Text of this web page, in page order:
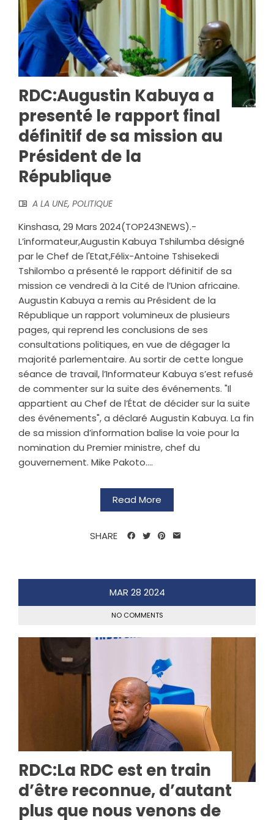
RDC:Augustin Kabuya a
presenté le rapport final
définitif de sa mission au
Président de la
République
A LA UNE, POLITIQUE
Kinshasa, 29 Mars 2024(TOP243NEWS).-
L’informateur,Augustin Kabuya Tshilumba désigné
par le Chef de l'Etat,Félix-Antoine Tshisekedi
Tshilombo a présenté le rapport définitif de sa
mission ce vendredi à la Cité de l’Union africaine.
Augustin Kabuya a remis au Président de la
République un rapport volumineux de plusieurs
pages, qui reprend les conclusions de ses
consultations politiques, en vue de dégager la
majorité parlementaire. Au sortir de cette longue
séance de travail, l’Informateur Kabuya s’est refusé
de commenter sur la suite des événements. "Il
appartient au Chef de l’État de décider sur la suite
des événements", a déclaré Augustin Kabuya. La fin
de sa mission d’information balise la voie pour la
nomination du Premier ministre, chef du
gouvernement. Mike Pakoto....
Read More
SHARE
MAR 28 2024
NO COMMENTS
RDC:La RDC est en train
d’être reconnue, d’autant
plus que nous venons de